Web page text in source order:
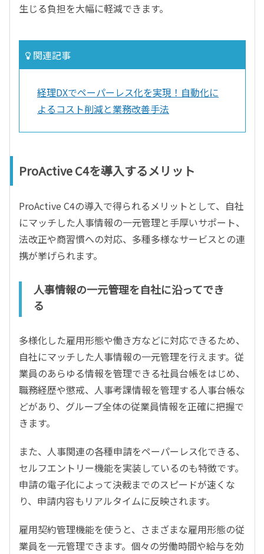
生じる負担を大幅に軽減できます。
関連記事
経理DXでペーパーレス化を実現！自動化に
よるコスト削減と業務改善手法
ProActive C4を導入するメリット
ProActive C4の導入で得られるメリットとして、自社
にマッチした人事情報の一元管理と手厚いサポート、
法改正や商習慣への対応、多種多様なサービスとの連
携が挙げられます。
人事情報の一元管理を自社に沿ってでき
る
多様化した雇用形態や働き方などに対応できるため、
自社にマッチした人事情報の一元管理を行えます。従
業員のあらゆる情報を管理できる社員台帳をはじめ、
職務経歴や懲戒、人事考課情報を管理する人事台帳な
どがあり、グループ全体の従業員情報を正確に把握で
きます。
また、人事関連の各種申請をペーパーレス化できる、
セルフエントリー機能を実装しているのも特徴です。
申請の電子化によって決裁までのスピードが速くな
り、申請内容もリアルタイムに反映されます。
雇用契約管理機能を使うと、さまざまな雇用形態の従
業員を一元管理できます。個々の労働時間や給与を効